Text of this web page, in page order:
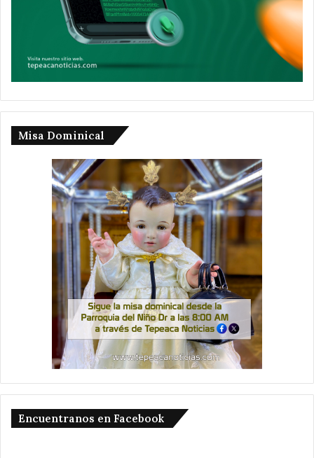
Misa Dominical
Encuentranos en Facebook